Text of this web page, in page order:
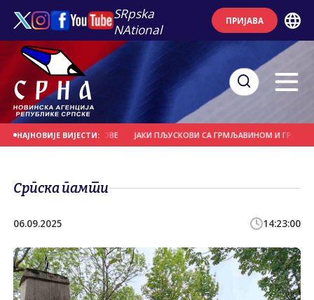
SRpska
NAtional
ПРИЈАВА
НАЈНОВИЈЕ ВИЈЕСТИ:
И НОСИЛА КРОВОВЕ ЈАКИ ПЉУСКОВИ СА ГРМЉАВИНОМ И ГРАДОМ У
Српска памти
06.09.2025 14:23:00